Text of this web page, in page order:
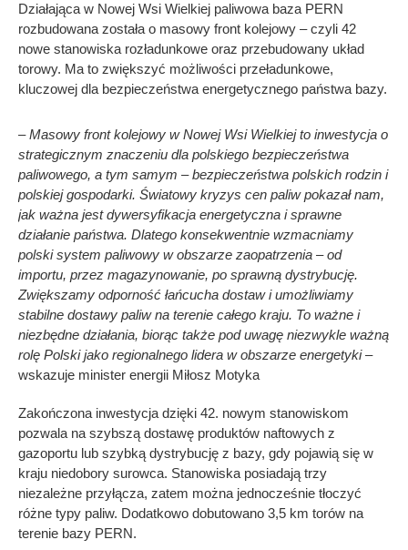
Działająca w Nowej Wsi Wielkiej paliwowa baza PERN
rozbudowana została o masowy front kolejowy – czyli 42
nowe stanowiska rozładunkowe oraz przebudowany układ
torowy. Ma to zwiększyć możliwości przeładunkowe,
kluczowej dla bezpieczeństwa energetycznego państwa bazy.
– Masowy front kolejowy w Nowej Wsi Wielkiej to inwestycja o
strategicznym znaczeniu dla polskiego bezpieczeństwa
paliwowego, a tym samym – bezpieczeństwa polskich rodzin i
polskiej gospodarki. Światowy kryzys cen paliw pokazał nam,
jak ważna jest dywersyfikacja energetyczna i sprawne
działanie państwa. Dlatego konsekwentnie wzmacniamy
polski system paliwowy w obszarze zaopatrzenia – od
importu, przez magazynowanie, po sprawną dystrybucję.
Zwiększamy odporność łańcucha dostaw i umożliwiamy
stabilne dostawy paliw na terenie całego kraju. To ważne i
niezbędne działania, biorąc także pod uwagę niezwykle ważną
rolę Polski jako regionalnego lidera w obszarze energetyki–
wskazuje minister energii Miłosz Motyka
Zakończona inwestycja dzięki 42. nowym stanowiskom
pozwala na szybszą dostawę produktów naftowych z
gazoportu lub szybką dystrybucję z bazy, gdy pojawią się w
kraju niedobory surowca. Stanowiska posiadają trzy
niezależne przyłącza, zatem można jednocześnie tłoczyć
różne typy paliw. Dodatkowo dobutowano 3,5 km torów na
terenie bazy PERN.